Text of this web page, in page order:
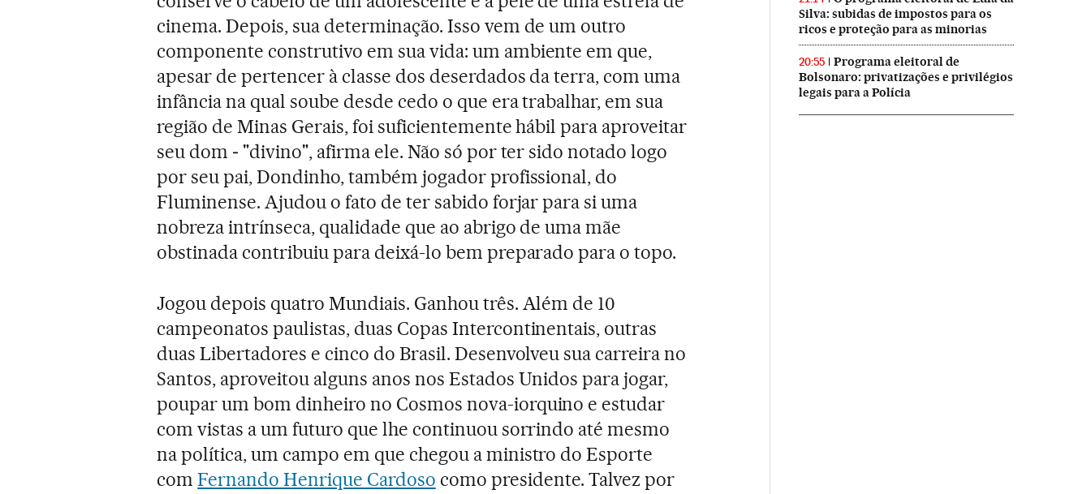
cinema. Depois, sua determinação. Isso vem de um outro
componente construtivo em sua vida: um ambiente em que,
apesar de pertencer à classe dos deserdados da terra, com uma
infância na qual soube desde cedo o que era trabalhar, em sua
região de Minas Gerais, foi suficientemente hábil para aproveitar
seu dom ‒ "divino", afirma ele. Não só por ter sido notado logo
por seu pai, Dondinho, também jogador profissional, do
Fluminense. Ajudou o fato de ter sabido forjar para si uma
nobreza intrínseca, qualidade que ao abrigo de uma mãe
obstinada contribuiu para deixá-lo bem preparado para o topo.
Jogou depois quatro Mundiais. Ganhou três. Além de 10
campeonatos paulistas, duas Copas Intercontinentais, outras
duas Libertadores e cinco do Brasil. Desenvolveu sua carreira no
Santos, aproveitou alguns anos nos Estados Unidos para jogar,
poupar um bom dinheiro no Cosmos nova-iorquino e estudar
com vistas a um futuro que lhe continuou sorrindo até mesmo
na política, um campo em que chegou a ministro do Esporte
comFernando Henrique Cardoso como presidente. Talvez por
Silva: subidas de impostos para os
ricos e proteção para as minorias
20:55
Programa eleitoral de
Bolsonaro: privatizações e privilégios
legais para a Polícia